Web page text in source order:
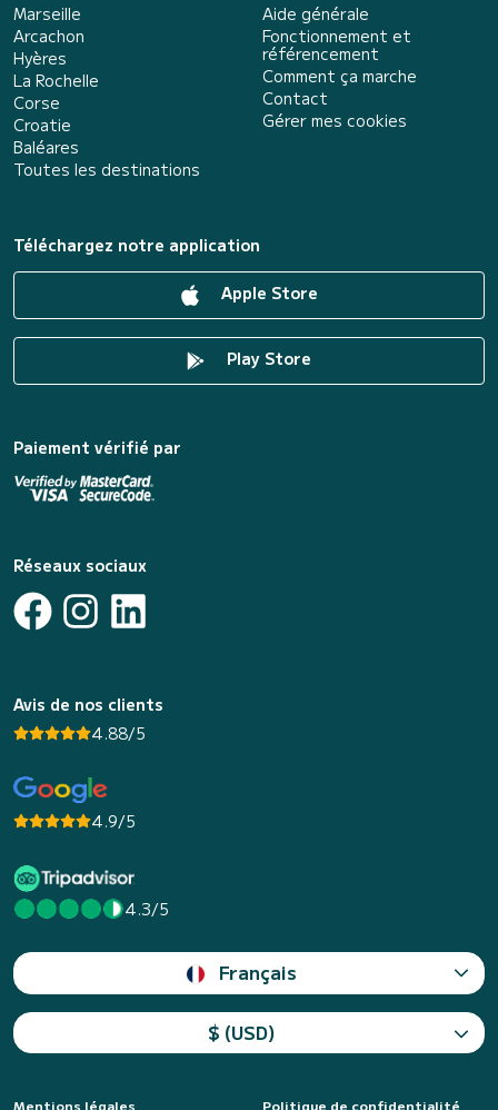
Marseille
Arcachon
Hyères
La Rochelle
Corse
Croatie
Baléares
Toutes les destinations
Aide générale
Fonctionnement et
référencement
Comment ça marche
Contact
Gérer mes cookies
Téléchargez notre application
Apple Store
Play Store
Paiement vérifié par
Réseaux sociaux
Avis de nos clients
4.88/5
4.9/5
4.3/5
Français
$ (USD)
Mentions légales Politique de confidentialité